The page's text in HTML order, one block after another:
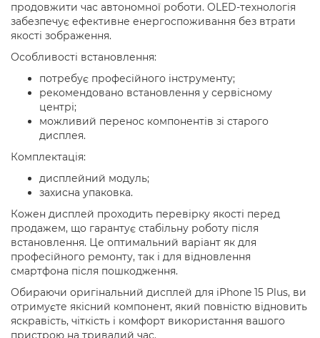
продовжити час автономної роботи. OLED-технологія
забезпечує ефективне енергоспоживання без втрати
якості зображення.
Особливості встановлення:
потребує професійного інструменту;
рекомендовано встановлення у сервісному
центрі;
можливий перенос компонентів зі старого
дисплея.
Комплектація:
дисплейний модуль;
захисна упаковка.
Кожен дисплей проходить перевірку якості перед
продажем, що гарантує стабільну роботу після
встановлення. Це оптимальний варіант як для
професійного ремонту, так і для відновлення
смартфона після пошкодження.
Обираючи оригінальний дисплей для iPhone 15 Plus, ви
отримуєте якісний компонент, який повністю відновить
яскравість, чіткість і комфорт використання вашого
пристрою на тривалий час.